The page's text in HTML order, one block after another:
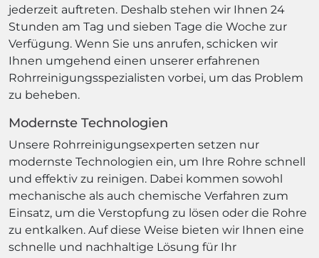
jederzeit auftreten. Deshalb stehen wir Ihnen 24
Stunden am Tag und sieben Tage die Woche zur
Verfügung. Wenn Sie uns anrufen, schicken wir
Ihnen umgehend einen unserer erfahrenen
Rohrreinigungsspezialisten vorbei, um das Problem
zu beheben.
Modernste Technologien
Unsere Rohrreinigungsexperten setzen nur
modernste Technologien ein, um Ihre Rohre schnell
und effektiv zu reinigen. Dabei kommen sowohl
mechanische als auch chemische Verfahren zum
Einsatz, um die Verstopfung zu lösen oder die Rohre
zu entkalken. Auf diese Weise bieten wir Ihnen eine
schnelle und nachhaltige Lösung für Ihr